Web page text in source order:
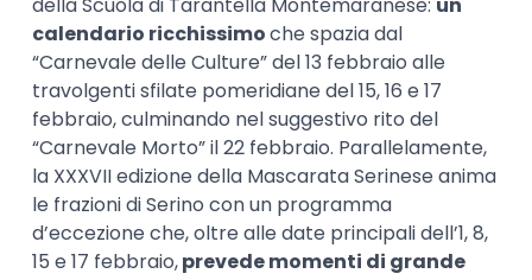
della Scuola di Tarantella Montemaranese: un
calendario ricchissimoche spazia dal
“Carnevale delle Culture” del 13 febbraio alle
travolgenti sfilate pomeridiane del 15, 16 e 17
febbraio, culminando nel suggestivo rito del
“Carnevale Morto” il 22 febbraio. Parallelamente,
la XXXVII edizione della Mascarata Serinese anima
le frazioni di Serino con un programma
d’eccezione che, oltre alle date principali dell’1, 8,
15 e 17 febbraio,prevede momenti di grande